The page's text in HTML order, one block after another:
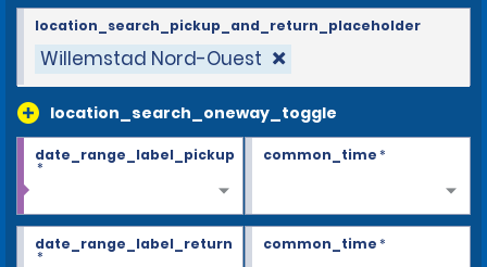
Willemstad Nord-Ouest
location_search_oneway_toggle
location_search_pickup_and_return_placeholder
date_range_label_pickup
*
common_time*
date_range_label_return
*
common_time*